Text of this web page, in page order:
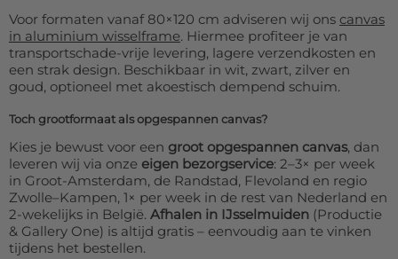
Voor formaten vanaf 80×120 cm adviseren wij ons canvas
in aluminium wisselframe. Hiermee profiteer je van
transportschade-vrije levering, lagere verzendkosten en
een strak design. Beschikbaar in wit, zwart, zilver en
goud, optioneel met akoestisch dempend schuim.
Toch grootformaat als opgespannen canvas?
Kies je bewust voor een groot opgespannen canvas, dan
leveren wij via onze eigen bezorgservice: 2–3× per week
in Groot-Amsterdam, de Randstad, Flevoland en regio
Zwolle–Kampen, 1× per week in de rest van Nederland en
2-wekelijks in België. Afhalen in IJsselmuiden (Productie
& Gallery One) is altijd gratis – eenvoudig aan te vinken
tijdens het bestellen.